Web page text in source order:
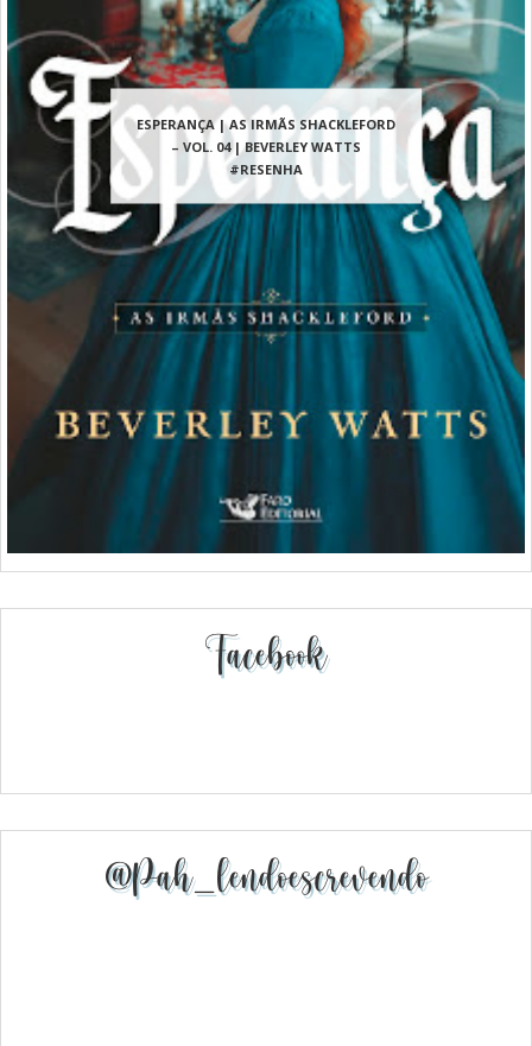
ESPERANÇA | AS IRMÃS SHACKLEFORD
– VOL. 04 | BEVERLEY WATTS
#RESENHA
Facebook
@pah_lendoescrevendo